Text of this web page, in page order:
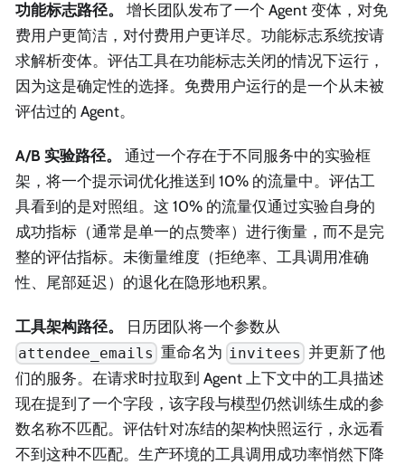
功能标志路径。
增长团队发布了一个 Agent 变体，对免
费用户更简洁，对付费用户更详尽。功能标志系统按请
求解析变体。评估工具在功能标志关闭的情况下运行，
因为这是确定性的选择。免费用户运行的是一个从未被
评估过的 Agent。
A/B 实验路径。
通过一个存在于不同服务中的实验框
架，将一个提示词优化推送到 10% 的流量中。评估工
具看到的是对照组。这 10% 的流量仅通过实验自身的
成功指标（通常是单一的点赞率）进行衡量，而不是完
整的评估指标。未衡量维度（拒绝率、工具调用准确
性、尾部延迟）的退化在隐形地积累。
工具架构路径。 日历团队将一个参数从
attendee_emails 重命名为 invitees 并更新了他
们的服务。在请求时拉取到 Agent 上下文中的工具描述
现在提到了一个字段，该字段与模型仍然训练生成的参
数名称不匹配。评估针对冻结的架构快照运行，永远看
不到这种不匹配。生产环境的工具调用成功率悄然下降